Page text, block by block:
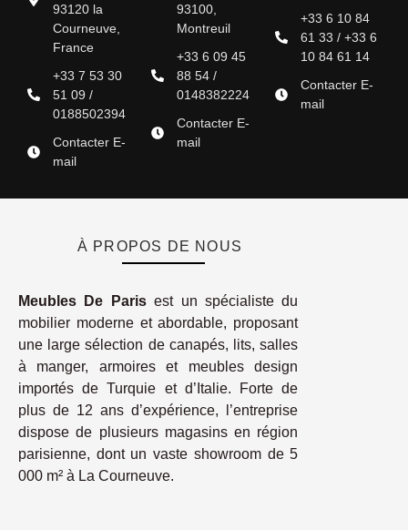
93120 la
Courneuve,
France
+33 7 53 30
51 09 /
0188502394
Contacter E-
mail
93100,
Montreuil
+33 6 09 45
88 54 /
0148382224
Contacter E-
mail
+33 6 10 84
61 33 / +33 6
10 84 61 14
Contacter E-
mail
À PROPOS DE NOUS
Meubles De Parisest un spécialiste du
mobilier moderne et abordable, proposant
une large sélection de canapés, lits, salles
à manger, armoires et meubles design
importés de Turquie et d’Italie. Forte de
plus de 12 ans d’expérience, l’entreprise
dispose de plusieurs magasins en région
parisienne, dont un vaste showroom de 5
000 m² à La Courneuve.